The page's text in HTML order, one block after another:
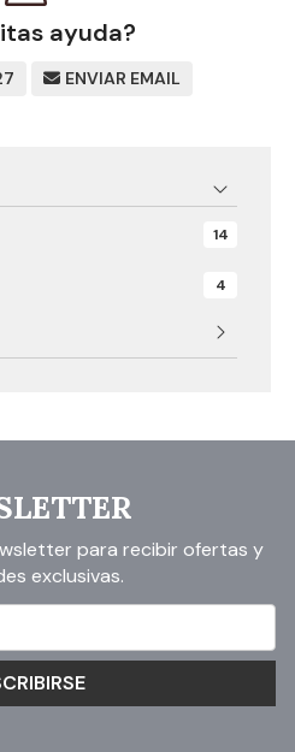
ayuda?
ENVIAR EMAIL
14
4
para recibir ofertas y
exclusivas.